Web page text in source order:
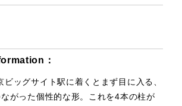
：
ビッグサイト駅に着くとまず目に入る、
がった個性的な形。これを4本の柱が